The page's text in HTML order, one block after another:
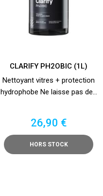
CLARIFY PH2OBIC (1L)
Nettoyant vitres + protection
hydrophobe Ne laisse pas de...
Prix
26,90 €
HORS STOCK